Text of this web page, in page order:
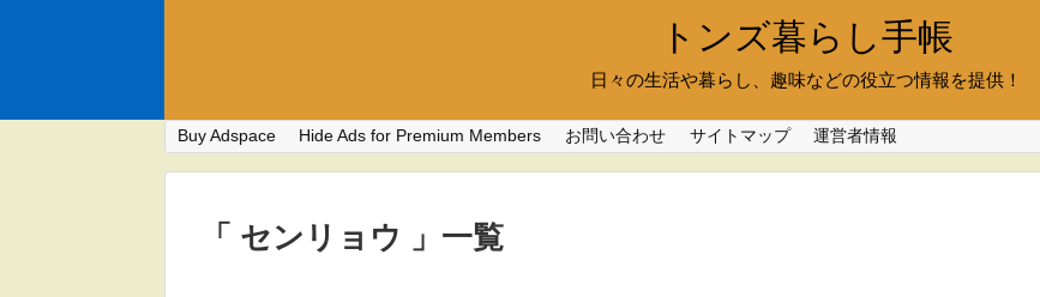
トンズ暮らし手帳
日々の生活や暮らし、趣味などの役立つ情報を提供！
Buy Adspace Hide Ads for Premium Members お問い合わせ サイトマップ 運営者情報
「 センリョウ 」一覧